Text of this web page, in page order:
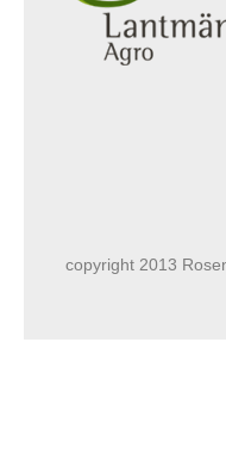
copyright 2013